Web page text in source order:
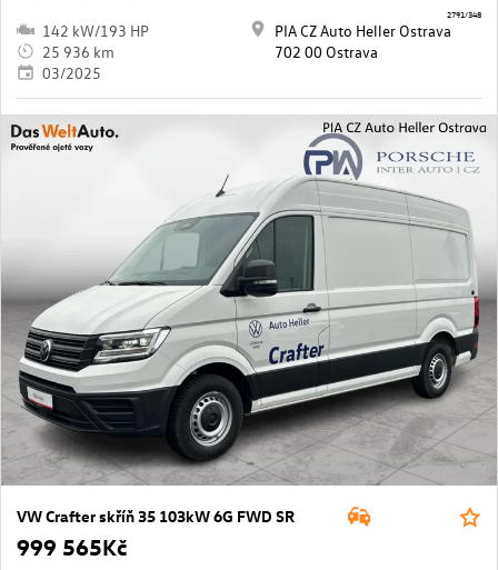
142 kW/193 HP
25 936 km
03/2025
PIA CZ Auto Heller Ostrava
702 00 Ostrava
2791/348
VW Crafter skříň 35 103kW 6G FWD SR
999 565Kč